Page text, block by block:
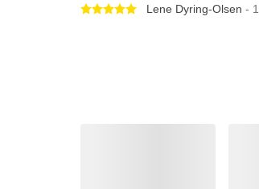
Betygsatt 5 av 5 stjärnor
Lene Dyring-Olsen -